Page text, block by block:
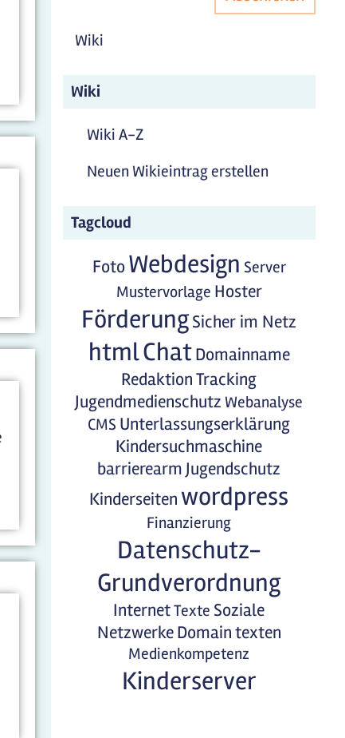
Wiki
Wiki
Wiki A-Z
Neuen Wikieintrag erstellen
Tagcloud
Foto Webdesign Server
Mustervorlage Hoster
FörderungSicher im Netz
htmlChat Domainname
Redaktion Tracking
Jugendmedienschutz Webanalyse
CMS Unterlassungserklärung
Kindersuchmaschine
barrierearm Jugendschutz
Kinderseiten wordpress
Finanzierung
Datenschutz-
Grundverordnung
InternetTexte Soziale
Netzwerke Domaintexten
Medienkompetenz
Kinderserver